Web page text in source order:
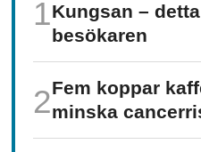
Kungsan –
besökaren
Fem koppar
minska